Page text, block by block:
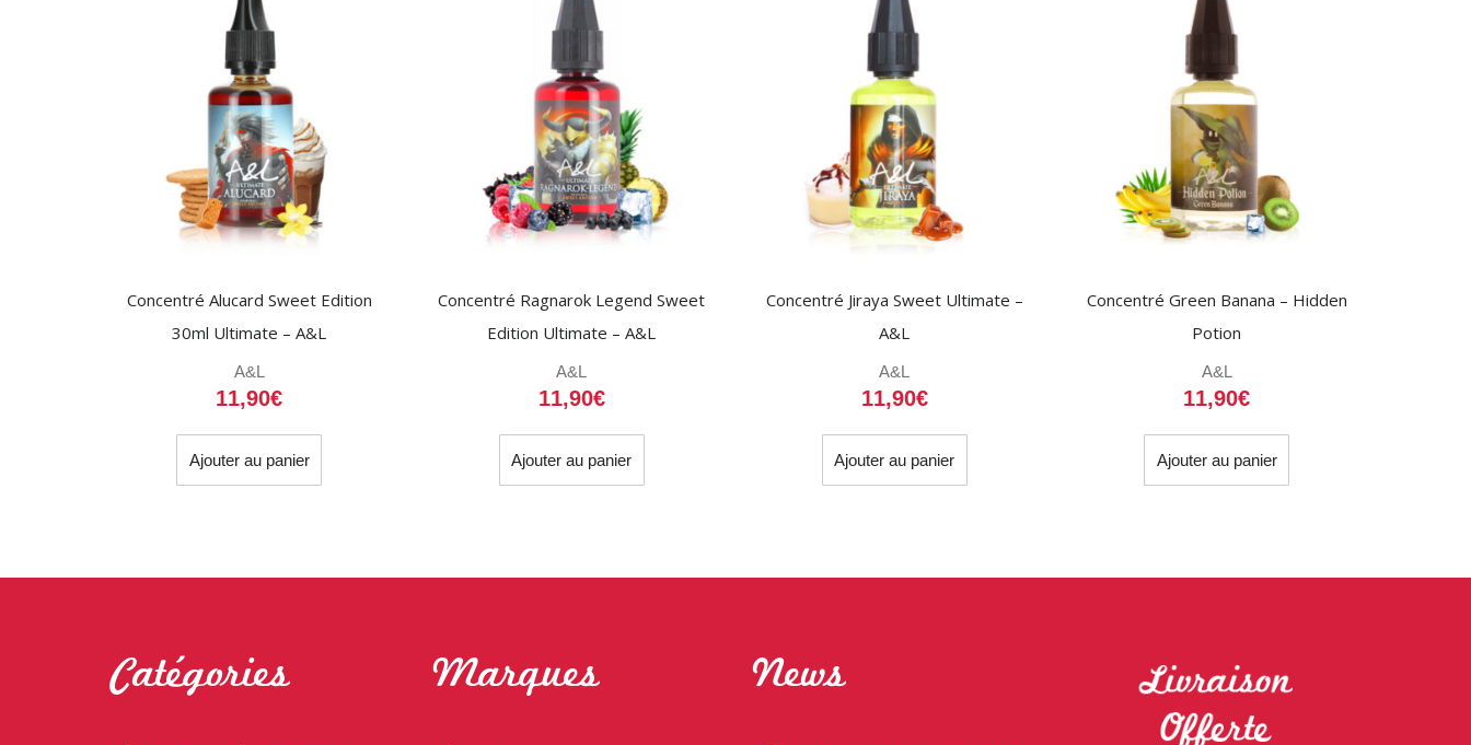
Concentré Alucard Sweet Edition
30ml Ultimate – A&L
A&L
11,90€
Ajouter au panier
Concentré Ragnarok Legend Sweet
Edition Ultimate – A&L
A&L
11,90€
Ajouter au panier
Concentré Jiraya Sweet Ultimate –
A&L
A&L
11,90€
Ajouter au panier
Concentré Green Banana – Hidden
Potion
A&L
11,90€
Ajouter au panier
Catégories Marques News